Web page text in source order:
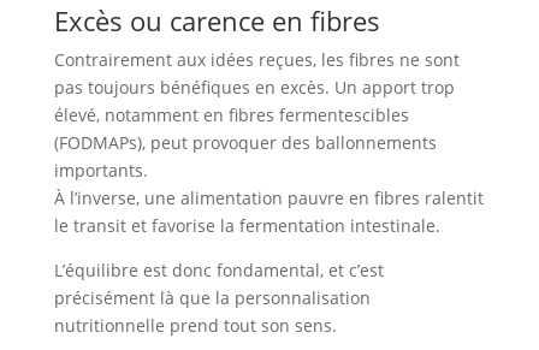
Excès ou carence en fibres
Contrairement aux idées reçues, les fibres ne sont
pas toujours bénéfiques en excès. Un apport trop
élevé, notamment en fibres fermentescibles
(FODMAPs), peut provoquer des ballonnements
importants.
À l’inverse, une alimentation pauvre en fibres ralentit
le transit et favorise la fermentation intestinale.
L’équilibre est donc fondamental, et c’est
précisément là que la personnalisation
nutritionnelle prend tout son sens.